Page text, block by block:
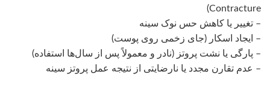
Contracture)
– تغییر یا کاهش حس نوک سینه
– ایجاد اسکار (جای زخمی روی پوست)
– پارگی یا نشت پروتز (نادر و معمولاً پس از سال‌ها استفاده)
– عدم تقارن مجدد یا نارضایتی از نتیجه عمل پروتز سینه